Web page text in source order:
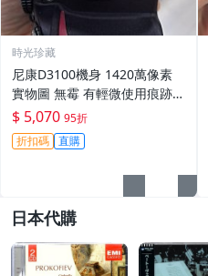
時光珍藏
尼康D3100機身 1420萬像素
實物圖 無霉 有輕微使用痕跡
機身原裝 無拆修無翻新 臨-34
3
$ 5,070 95折
折扣碼 直購
日本代購